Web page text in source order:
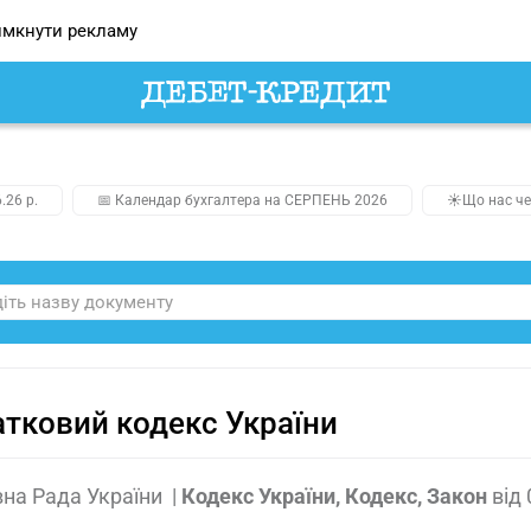
рекламу
р. 📅 Календар бухгалтера на СЕРПЕНЬ 2026 ☀️Що нас
кодекс України
Рада України | Кодекс України, Кодекс, Закон від